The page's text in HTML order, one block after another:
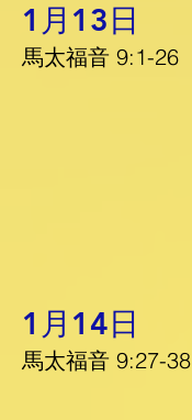
1月13日
馬太福音 9:1-26
1月14日
馬太福音 9:27-38